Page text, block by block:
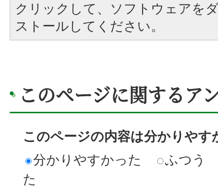
クリックして、ソフトウェアを
ストールしてください。
このページに関するア
このページの内容は分かりやす
分かりやすかった
ふつう
た